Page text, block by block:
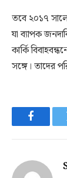
তবে ২০১৭
যা ব্যাপক
কার্কি
সঙ্গে। তাদের